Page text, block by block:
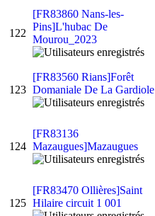
122
[FR83860 Nans-les-
Pins]L'hubac De
Mourou_2023
123
[FR83560 Rians]Forêt
Domaniale De La Gardiole
124
[FR83136
Mazaugues]Mazaugues
125
[FR83470 Ollières]Saint
Hilaire circuit 1 001